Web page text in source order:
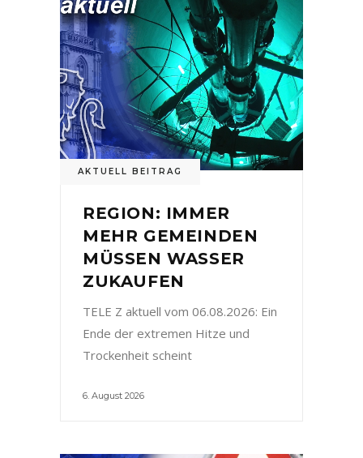
AKTUELL BEITRAG
REGION: IMMER
MEHR GEMEINDEN
MÜSSEN WASSER
ZUKAUFEN
TELE Z aktuell vom 06.08.2026: Ein
Ende der extremen Hitze und
Trockenheit scheint
6. August 2026